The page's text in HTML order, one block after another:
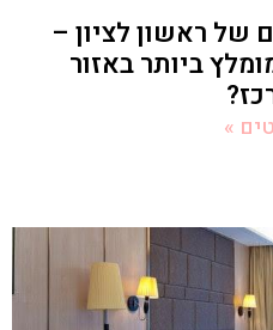
של ראשון לציון –
ביותר באזור
»